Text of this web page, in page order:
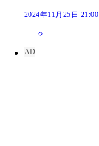
2024年11月25日 21:00